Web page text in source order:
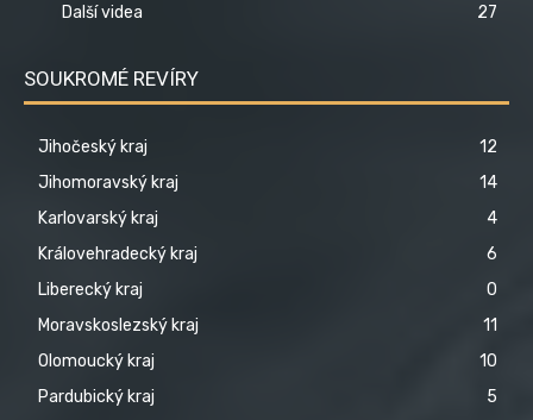
Další videa
27
SOUKROMÉ REVÍRY
Jihočeský kraj
12
Jihomoravský kraj
14
Karlovarský kraj
4
Královehradecký kraj
6
Liberecký kraj
0
Moravskoslezský kraj
11
Olomoucký kraj
10
Pardubický kraj
5